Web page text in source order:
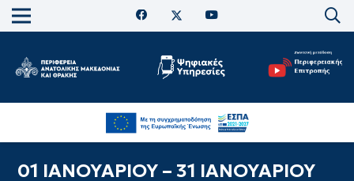
01 ΙΑΝΟΥΑΡΙΟΥ – 31 ΙΑΝΟΥΑΡΙΟΥ